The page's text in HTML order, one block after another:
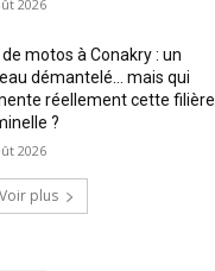
2026
motos à Conakry : un
démantelé… mais qui
réellement cette filière
?
2026
Voir plus